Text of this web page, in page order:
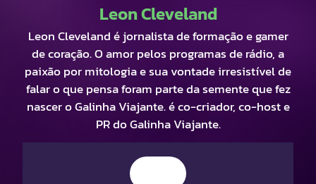
Leon Cleveland
Leon Cleveland é jornalista de formação e gamer
de coração. O amor pelos programas de rádio, a
paixão por mitologia e sua vontade irresistível de
falar o que pensa foram parte da semente que fez
nascer o Galinha Viajante. é co-criador, co-host e
PR do Galinha Viajante.